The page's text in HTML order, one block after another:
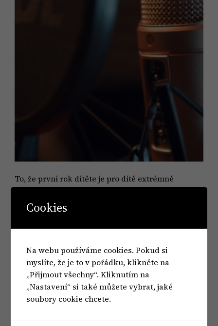
To, že první rok dítěte je pro dítě extrémně
zásadním vývojem, ví asi každý. Stejně tak už ze
77. dílu víte, jak náročný je pro ženy a jejich
psychiku. Jenže v tomto období trpí i muži. Ti se
Kvalita otcovského zapojení…
13 listopadu, 2023
Cookies
Na webu používáme cookies. Pokud si
myslíte, že je to v pořádku, klikněte na
„Přijmout všechny“. Kliknutím na
„Nastavení“ si také můžete vybrat, jaké
soubory cookie chcete.